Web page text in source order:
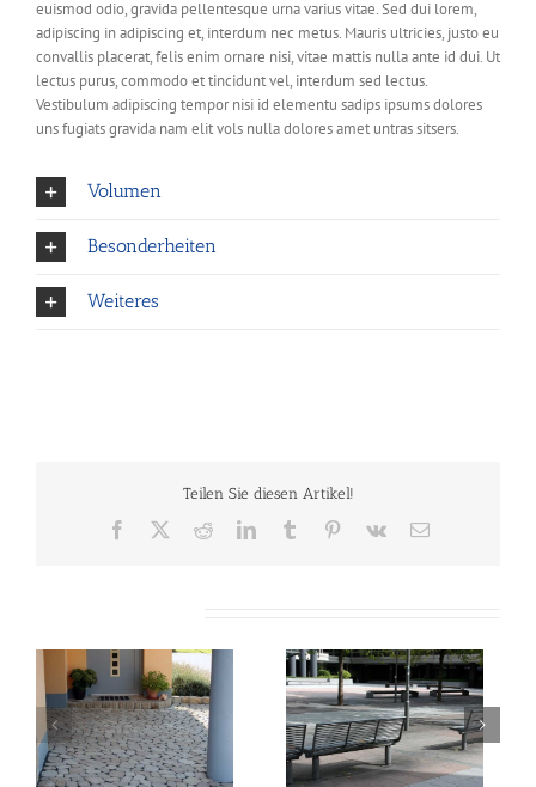
euismod odio, gravida pellentesque urna varius vitae. Sed dui lorem,
adipiscing in adipiscing et, interdum nec metus. Mauris ultricies, justo eu
convallis placerat, felis enim ornare nisi, vitae mattis nulla ante id dui. Ut
lectus purus, commodo et tincidunt vel, interdum sed lectus.
Vestibulum adipiscing tempor nisi id elementu sadips ipsums dolores
uns fugiats gravida nam elit vols nulla dolores amet untras sitsers.
Volumen
Besonderheiten
Weiteres
Teilen Sie diesen Artikel!
Facebook RedditLinkedInTumblr Pinterest
Vk
E-
02
Pflasterarbeiten
Bahnhofsplatz Coburg